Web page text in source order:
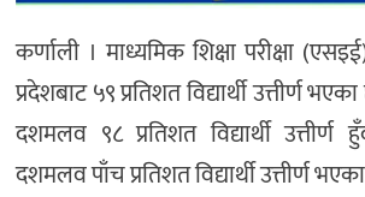
कर्णाली । माध्यमिक शिक्षा परीक्षा
प्रदेशबाट ५९ प्रतिशत विद्यार्थी उत्तीर्ण
दशमलव ९८ प्रतिशत विद्यार्थी उत्तीर्ण
दशमलव पाँच प्रतिशत विद्यार्थी उत्तीर्ण